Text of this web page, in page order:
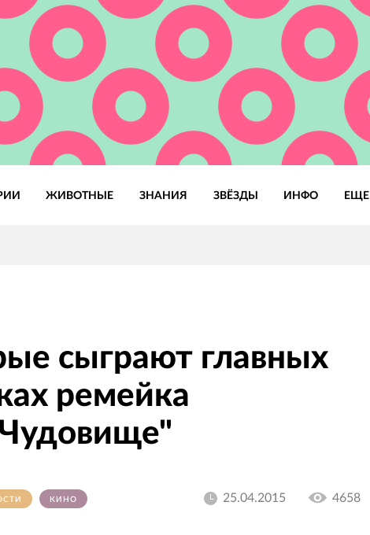
ЖИВОТНЫЕ ЗНАНИЯ ЗВЁЗДЫ ИНФО ЕЩЕ
сыграют главных
ремейка
КИНО 25.04.2015 4658